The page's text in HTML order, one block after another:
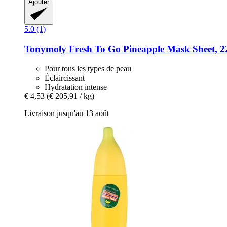
Ajouter
5.0 (1)
Tonymoly Fresh To Go Pineapple Mask Sheet,
Pour tous les types de peau
Éclaircissant
Hydratation intense
€ 4,53 (€ 205,91 / kg)
Livraison jusqu'au 13 août